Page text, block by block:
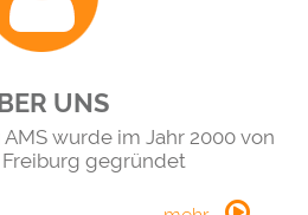
UNS
wurde im Jahr 2000 von
gegründet